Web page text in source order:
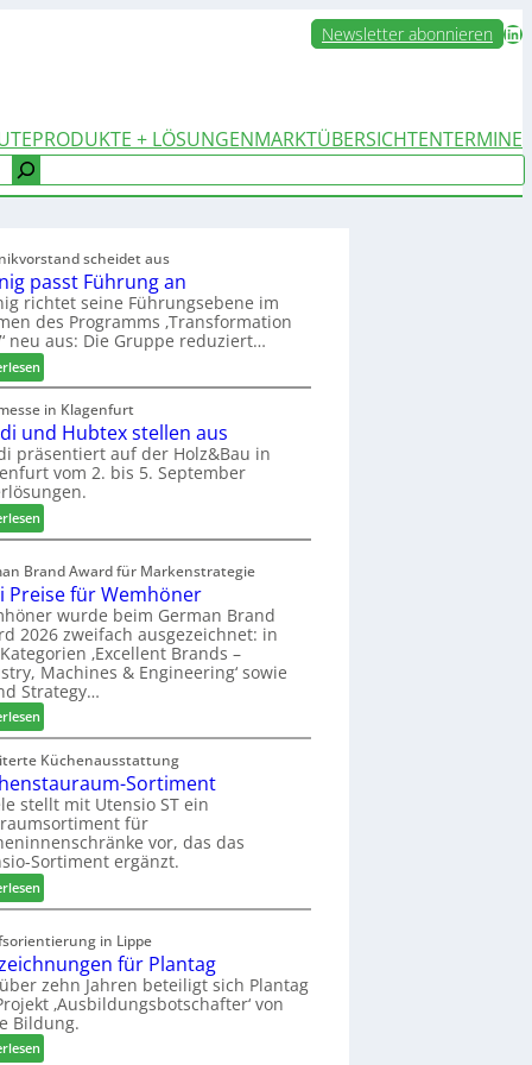
Newsletter abonnieren LinkedIn
PRODUKTE + LÖSUNGENMARKTÜBERSICHTENTERMINE
scheidet aus
passt Führung an
richtet seine Führungsebene im
des Programms ‚Transformation
neu aus: Die Gruppe reduziert…
:
W
e
i
n
i
g
a
s
t
F
ü
h
r
u
n
a
n
in Klagenfurt
und Hubtex stellen aus
präsentiert auf der Holz&Bau in
vom 2. bis 5. September
:
E
v
e
d
i
u
n
d
H
u
t
e
x
s
t
e
l
e
n
a
u
s
Brand Award für Markenstrategie
Preise für Wemhöner
wurde beim German Brand
2026 zweifach ausgezeichnet: in
‚Excellent Brands –
Machines & Engineering‘ sowie
Strategy…
:
Z
w
e
i
P
r
e
i
s
f
ü
r
W
e
m
Küchenausstattung
Sortiment
stellt mit Utensio ST ein
für
vor, das das
Sortiment ergänzt.
:
K
c
h
e
n
s
t
in Lippe
für Plantag
zehn Jahren beteiligt sich Plantag
‚Ausbildungsbotschafter‘ von
Bildung.
: